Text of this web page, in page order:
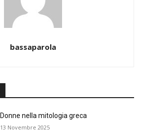
bassaparola
Donne nella mitologia greca
13 Novembre 2025